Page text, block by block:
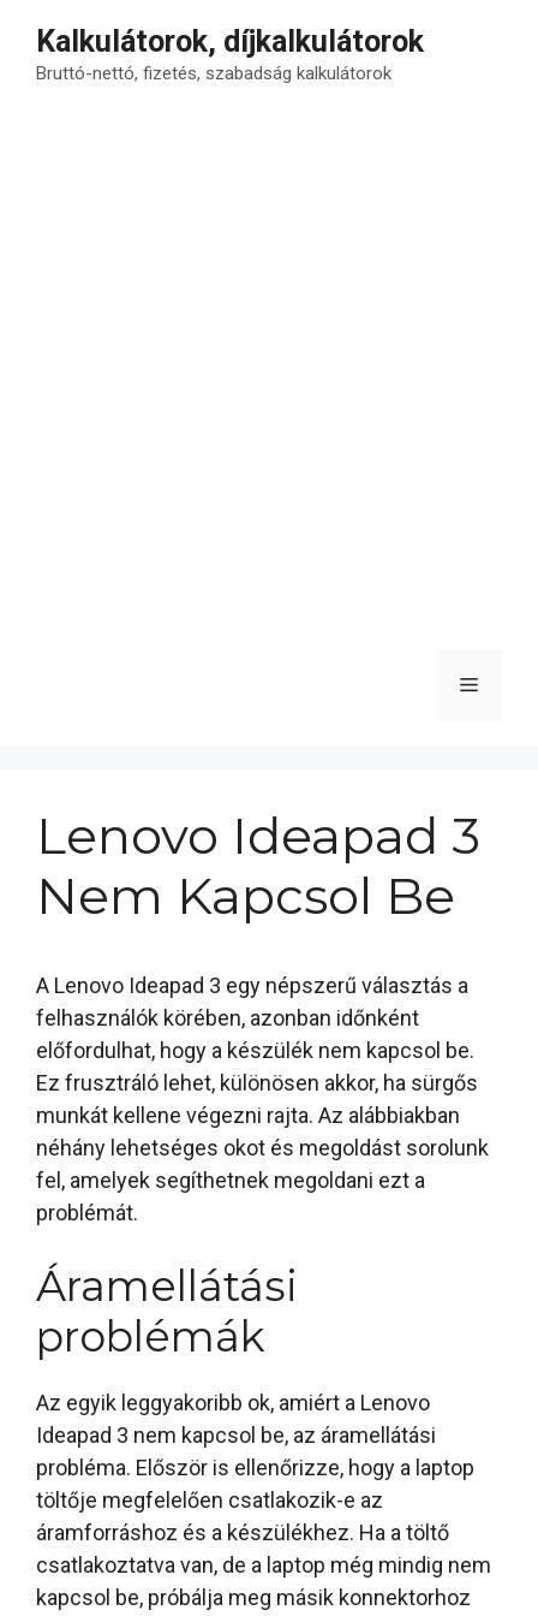
tartalomba
Kalkulátorok, díjkalkulátorok
Bruttó-nettó, fizetés, szabadság kalkulátorok
Menü
Lenovo Ideapad 3
Nem Kapcsol Be
A Lenovo Ideapad 3 egy népszerű választás a
felhasználók körében, azonban időnként
előfordulhat, hogy a készülék nem kapcsol be.
Ez frusztráló lehet, különösen akkor, ha sürgős
munkát kellene végezni rajta. Az alábbiakban
néhány lehetséges okot és megoldást sorolunk
fel, amelyek segíthetnek megoldani ezt a
problémát.
Áramellátási
problémák
Az egyik leggyakoribb ok, amiért a Lenovo
Ideapad 3 nem kapcsol be, az áramellátási
probléma. Először is ellenőrizze, hogy a laptop
töltője megfelelően csatlakozik-e az
áramforráshoz és a készülékhez. Ha a töltő
csatlakoztatva van, de a laptop még mindig nem
kapcsol be, próbálja meg másik konnektorhoz